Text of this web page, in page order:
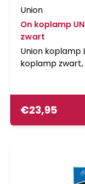
Union
On koplamp
zwart
Union koplamp
koplamp zwart,
€23,95